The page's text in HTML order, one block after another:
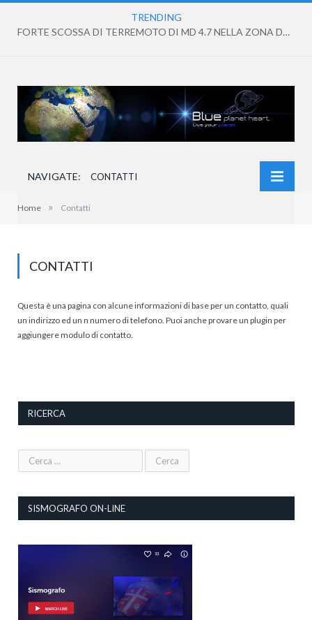
TRENDING
FORTE SCOSSA DI TERREMOTO DI MD 4.7 NELLA ZONA DEI CAMPI FLEGREI
NAVIGATE: CONTATTI
Home » Contatti
CONTATTI
Questa è una pagina con alcune informazioni di base per un contatto, quali
un indirizzo ed un n numero di telefono. Puoi anche provare un plugin per
aggiungere modulo di contatto.
RICERCA
SISMOGRAFO ON-LINE